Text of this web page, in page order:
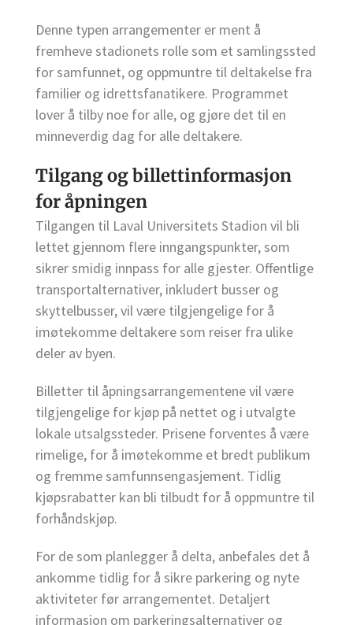
Denne typen arrangementer er ment å
fremheve stadionets rolle som et samlingssted
for samfunnet, og oppmuntre til deltakelse fra
familier og idrettsfanatikere. Programmet
lover å tilby noe for alle, og gjøre det til en
minneverdig dag for alle deltakere.
Tilgang og billettinformasjon
for åpningen
Tilgangen til Laval Universitets Stadion vil bli
lettet gjennom flere inngangspunkter, som
sikrer smidig innpass for alle gjester. Offentlige
transportalternativer, inkludert busser og
skyttelbusser, vil være tilgjengelige for å
imøtekomme deltakere som reiser fra ulike
deler av byen.
Billetter til åpningsarrangementene vil være
tilgjengelige for kjøp på nettet og i utvalgte
lokale utsalgssteder. Prisene forventes å være
rimelige, for å imøtekomme et bredt publikum
og fremme samfunnsengasjement. Tidlig
kjøpsrabatter kan bli tilbudt for å oppmuntre til
forhåndskjøp.
For de som planlegger å delta, anbefales det å
ankomme tidlig for å sikre parkering og nyte
aktiviteter før arrangementet. Detaljert
informasjon om parkeringsalternativer og